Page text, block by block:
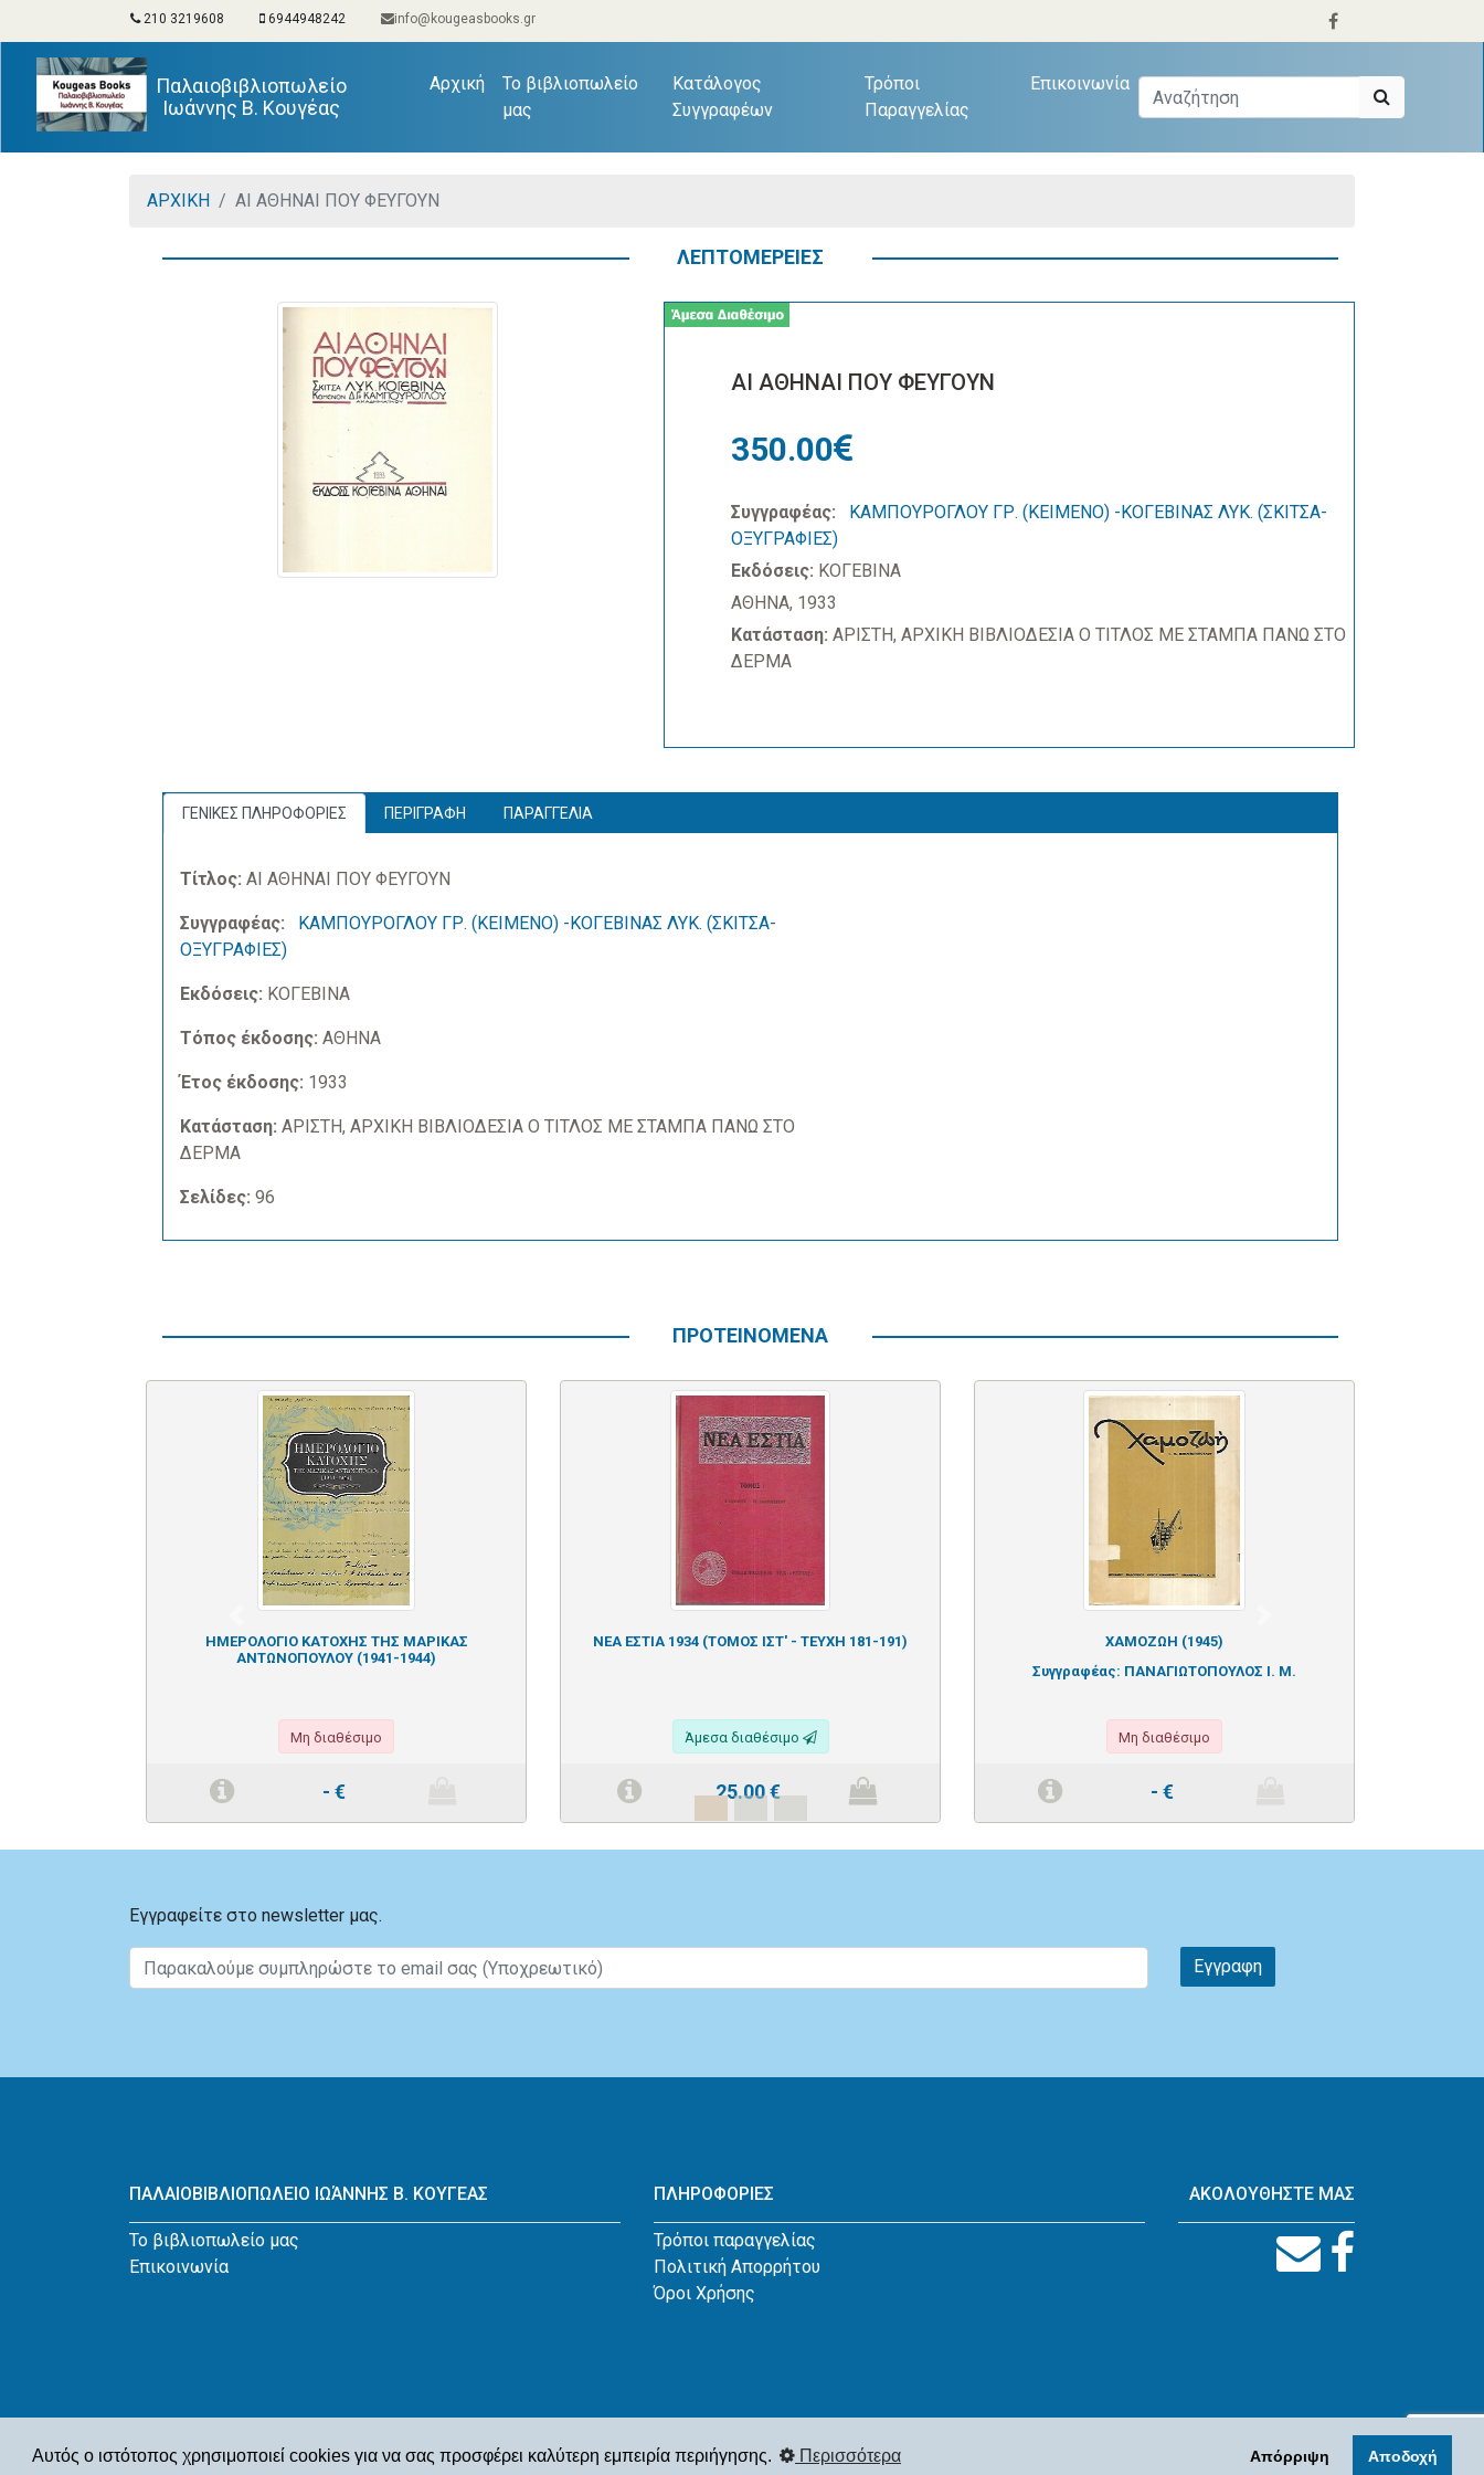
Αυτός ο ιστότοπος χρησιμοποιεί cookies για να σας προσφέρει καλύτερη εμπειρία περιήγησης. Περισσότερα Απόρριψη Αποδοχή
210 3219608 6944948242 info@kougeasbooks.gr
Παλαιοβιβλιοπωλείο
Ιωάννης Β. Κουγέας
Αρχική(current)
Το βιβλιοπωλείο
μας
Κατάλογος
Συγγραφέων
Τρόποι
Παραγγελίας
Επικοινωνία
ΑΡΧΙΚΗ ΑΙ ΑΘΗΝΑΙ ΠΟΥ ΦΕΥΓΟΥΝ
ΛΕΠΤΟΜΕΡΕΙΕΣ
ΑΙ ΑΘΗΝΑΙ ΠΟΥ ΦΕΥΓΟΥΝ
350.00
Συγγραφέας:
ΚΑΜΠΟΥΡΟΓΛΟΥ ΓΡ. (ΚΕΙΜΕΝΟ) -ΚΟΓΕΒΙΝΑΣ ΛΥΚ. (ΣΚΙΤΣΑ-
ΟΞΥΓΡΑΦΙΕΣ)
Εκδόσεις: ΚΟΓΕΒΙΝΑ
ΑΘΗΝΑ, 1933
Κατάσταση: ΑΡΙΣΤΗ, ΑΡΧΙΚΗ ΒΙΒΛΙΟΔΕΣΙΑ Ο ΤΙΤΛΟΣ ΜΕ ΣΤΑΜΠΑ ΠΑΝΩ ΣΤΟ
ΔΕΡΜΑ
ΓΕΝΙΚΕΣ ΠΛΗΡΟΦΟΡΙΕΣ ΠΕΡΙΓΡΑΦΗ ΠΑΡΑΓΓΕΛΙΑ
Τίτλος: ΑΙ ΑΘΗΝΑΙ ΠΟΥ ΦΕΥΓΟΥΝ
Συγγραφέας:
ΚΑΜΠΟΥΡΟΓΛΟΥ ΓΡ. (ΚΕΙΜΕΝΟ) -ΚΟΓΕΒΙΝΑΣ ΛΥΚ. (ΣΚΙΤΣΑ-
ΟΞΥΓΡΑΦΙΕΣ)
Εκδόσεις: ΚΟΓΕΒΙΝΑ
Τόπος έκδοσης: ΑΘΗΝΑ
Έτος έκδοσης: 1933
Κατάσταση: ΑΡΙΣΤΗ, ΑΡΧΙΚΗ ΒΙΒΛΙΟΔΕΣΙΑ Ο ΤΙΤΛΟΣ ΜΕ ΣΤΑΜΠΑ ΠΑΝΩ ΣΤΟ
ΔΕΡΜΑ
Σελίδες: 96
ΠΡΟΤΕΙΝΟΜΕΝΑ
ΗΜΕΡΟΛΟΓΙΟ ΚΑΤΟΧΗΣ ΤΗΣ ΜΑΡΙΚΑΣ
ΑΝΤΩΝΟΠΟΥΛΟΥ (1941-1944)
Μη διαθέσιμο
- €
ΝΕΑ ΕΣΤΙΑ 1934 (ΤΟΜΟΣ ΙΣΤ' - ΤΕΥΧΗ 181-191)
Άμεσα διαθέσιμο
25.00€
ΧΑΜΟΖΩΗ (1945)
Συγγραφέας: ΠΑΝΑΓΙΩΤΟΠΟΥΛΟΣ Ι. Μ.
Μη διαθέσιμο
- €
Εγγραφείτε στο newsletter μας.
Εγγραφη
ΠΑΛΑΙΟΒΙΒΛΙΟΠΩΛΕΙΟ ΙΩΆΝΝΗΣ Β. ΚΟΥΓΕΑΣ
Το βιβλιοπωλείο μας
Επικοινωνία
ΠΛΗΡΟΦΟΡΙΕΣ
Τρόποι παραγγελίας
Πολιτική Απορρήτου
Όροι Χρήσης
ΑΚΟΛΟΥΘΗΣΤΕ ΜΑΣ
© Παλαιοβιβλιοπωλείο Ιωάννης Β. Κουγέας 2026 Designed bySBochrini